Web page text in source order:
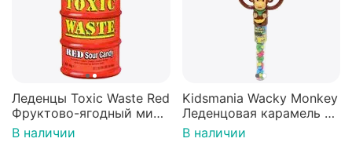
Леденцы Toxic Waste Red
Фруктово-ягодный микс
Красная банка 42 г,
Пакистан
В наличии
Kidsmania Wacky Monkey
Леденцовая карамель с
игрушкой Ваки Манки
12г, Китай
В наличии